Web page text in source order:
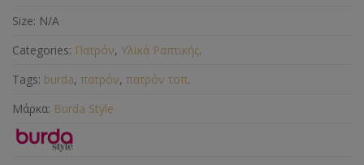
Size: N/A
Categories: Πατρόν, Υλικά Ραπτικής.
Tags: burda, πατρόν, πατρόν τοπ.
Μάρκα: Burda Style